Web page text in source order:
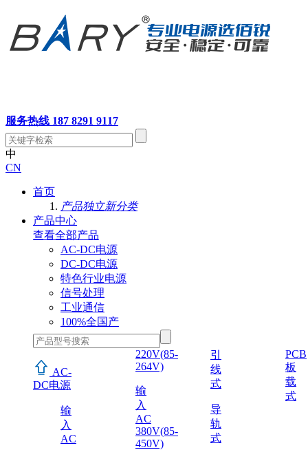
服务热线 187 8291 9117
中
CN
首页
产品独立新分类
产品中心
查看全部产品
AC-DC电源
DC-DC电源
特色行业电源
信号处理
工业通信
100%全国产
AC-
DC电源
输
入
AC
220V(85-
264V)
输
入
AC
380V(85-
450V)
引
线
式
导
轨
式
PCB
板
载
式